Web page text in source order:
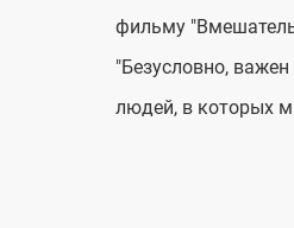
фильму
"Безусловно,
людей, в которых